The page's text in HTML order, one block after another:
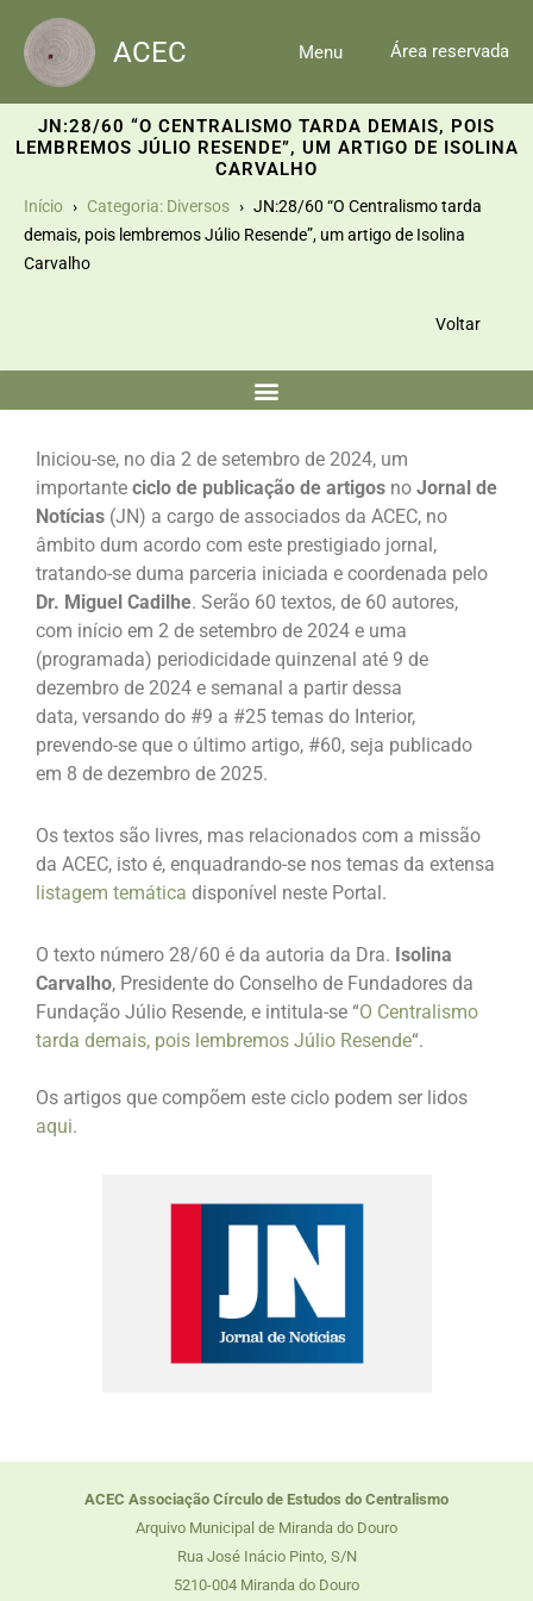
content
ACEC Menu Área reservada
JN:28/60 “O CENTRALISMO TARDA DEMAIS, POIS
LEMBREMOS JÚLIO RESENDE”, UM ARTIGO DE ISOLINA
CARVALHO
Início Categoria: Diversos
JN:28/60 “O Centralismo tarda
demais, pois lembremos Júlio Resende”, um artigo de Isolina
Carvalho
Voltar
Iniciou-se, no dia 2 de setembro de 2024, um
importante ciclo de publicação de artigos no Jornal de
Notícias (JN) a cargo de associados da ACEC, no
âmbito dum acordo com este prestigiado jornal,
tratando-se duma parceria iniciada e coordenada pelo
Dr. Miguel Cadilhe. Serão 60 textos, de 60 autores,
com início em 2 de setembro de 2024 e uma
(programada) periodicidade quinzenal até 9 de
dezembro de 2024 e semanal a partir dessa
data, versando do #9 a #25 temas do Interior,
prevendo-se que o último artigo, #60, seja publicado
em 8 de dezembro de 2025.
Os textos são livres, mas relacionados com a missão
da ACEC, isto é, enquadrando-se nos temas da extensa
listagem temática disponível neste Portal.
O texto número 28/60 é da autoria da Dra. Isolina
Carvalho, Presidente do Conselho de Fundadores da
Fundação Júlio Resende, e intitula-se “O Centralismo
tarda demais, pois lembremos Júlio Resende“.
Os artigos que compõem este ciclo podem ser lidos
aqui.
ACEC Associação Círculo de Estudos do Centralismo
Arquivo Municipal de Miranda do Douro
Rua José Inácio Pinto, S/N
5210-004 Miranda do Douro